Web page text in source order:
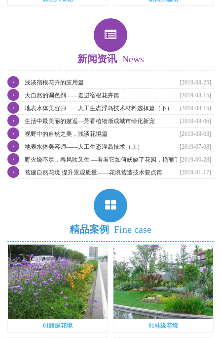
新闻资讯 News
[2019-08-25]
浅谈宿根花卉的应用篇
›
[2019-08-15]
大自然的调色剂——走进宿根花卉篇
›
[2019-08-15]
地表水体美容师——人工生态浮岛技术材料选择篇（下）
›
[2019-08-06]
生活中最美丽的邂逅—芳香植物渐成城市绿化新宠
›
[2019-08-03]
视野中的自然之美，浅谈花境篇
›
[2019-07-08]
地表水体美容师——人工生态浮岛技术（上）
›
[2019-06-28]
野火烧不尽，春风吹又生 —看看它如何妖娆了花园，艳丽了四季。
›
[2019-01-17]
营建自然花境 提升景观质量——花境营造技术要点篇
›
精品案例 Fine case
01路缘花境 01林缘花境